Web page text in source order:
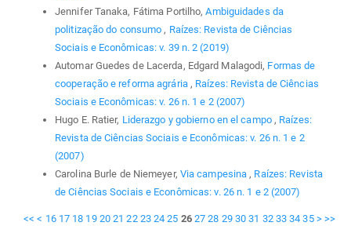
Jennifer Tanaka, Fátima Portilho,Ambiguidades da
politização do consumo , Raízes: Revista de Ciências
Sociais e Econômicas: v. 39 n. 2 (2019)
Automar Guedes de Lacerda, Edgard Malagodi, Formas de
cooperação e reforma agrária , Raízes: Revista de Ciências
Sociais e Econômicas: v. 26 n. 1 e 2 (2007)
Hugo E. Ratier, Liderazgo y gobierno en el campo , Raízes:
Revista de Ciências Sociais e Econômicas: v. 26 n. 1 e 2
(2007)
Carolina Burle de Niemeyer, Via campesina , Raízes: Revista
de Ciências Sociais e Econômicas: v. 26 n. 1 e 2 (2007)
<< < 16 17 18 19 20 21 22 23 24 25 26 27 28 29 30 31 32 33 34 35 > >>